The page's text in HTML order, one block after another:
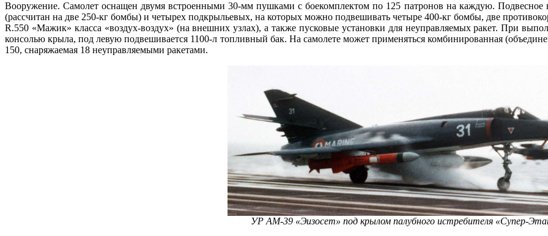
Вооружение. Самолет оснащен двумя встроенными 30-мм пушками с боекомплектом по 125 патронов на каждую. Подвесное
(рассчитан на две 250-кг бомбы) и четырех подкрыльевых, на которых можно подвешивать четыре 400-кг бомбы, две
R.550 «Мажик» класса «воздух-воздух» (на внешних узлах), а также пусковые установки для неуправляемых ракет. При
консолью крыла, под левую подвешивается 1100-л топливный бак. На самолете может применяться комбинированная
150, снаряжаемая 18 неуправляемыми ракетами.
УР АМ-39 «Эизосет» под крылом палубного истребителя «Супер-